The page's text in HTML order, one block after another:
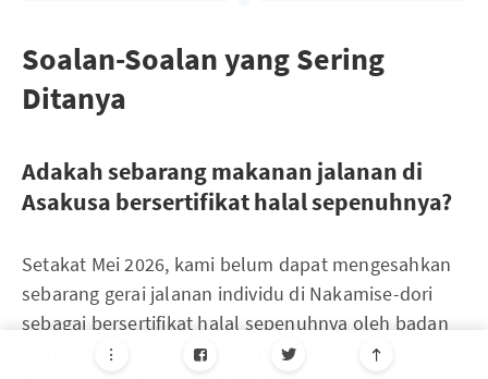
Soalan-Soalan yang Sering
Ditanya
Adakah sebarang makanan jalanan di
Asakusa bersertifikat halal sepenuhnya?
Setakat Mei 2026, kami belum dapat mengesahkan
sebarang gerai jalanan individu di Nakamise-dori
sebagai bersertifikat halal sepenuhnya oleh badan
yang dikenali seperti Yayasan Halal Jepun atau